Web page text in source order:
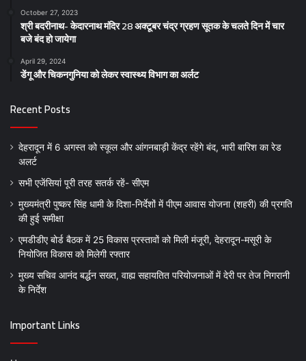
October 27, 2023
श्री बदरीनाथ- केदारनाथ मंदिर 28 अक्टूबर चंद्र ग्रहण सूतक के चलते दिन में चार
बजे बंद हो जायेगा
April 29, 2024
डेंगू और चिकनगुनिया को लेकर स्वास्थ्य विभाग का अर्लट
Recent Posts
देहरादून में 6 अगस्त को स्कूल और आंगनबाड़ी केंद्र रहेंगे बंद, भारी बारिश का रेड
अलर्ट
सभी एजेंसियां पूरी तरह सतर्क रहें- सीएम
मुख्यमंत्री पुष्कर सिंह धामी के दिशा-निर्देशों में पीएम आवास योजना (शहरी) की प्रगति
की हुई समीक्षा
एमडीडीए बोर्ड बैठक में 25 विकास प्रस्तावों को मिली मंजूरी, देहरादून-मसूरी के
नियोजित विकास को मिलेगी रफ्तार
मुख्य सचिव आनंद बर्द्धन सख्त, वाह्य सहायतित परियोजनाओं में देरी पर तेज निगरानी
के निर्देश
Important Links